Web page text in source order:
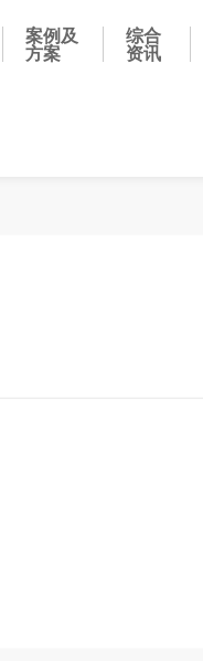
案例及
方案
综合
资讯